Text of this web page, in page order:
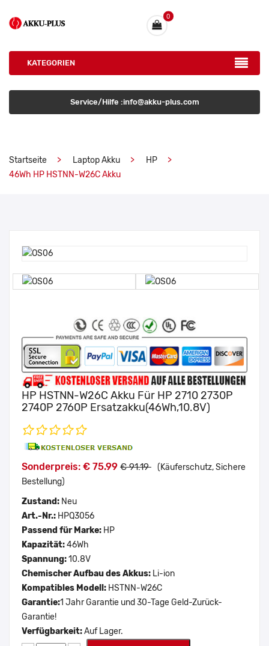
0
KATEGORIEN
Service/Hilfe :info@akku-plus.com
Startseite Laptop Akku
HP
46Wh HP HSTNN-W26C Akku
HP HSTNN-W26C Akku Für HP 2710 2730P
2740P 2760P Ersatzakku(46Wh,10.8V)
Sonderpreis: € 75.99 € 91.19 (Käuferschutz, Sichere
Bestellung)
Zustand: Neu
Art.-Nr.: HPQ3056
Passend für Marke: HP
Kapazität:46Wh
Spannung:10.8V
Chemischer Aufbau des Akkus: Li-ion
Kompatibles Modell: HSTNN-W26C
Garantie:1 Jahr Garantie und 30-Tage Geld-Zurück-
Garantie!
Verfügbarkeit:Auf Lager.